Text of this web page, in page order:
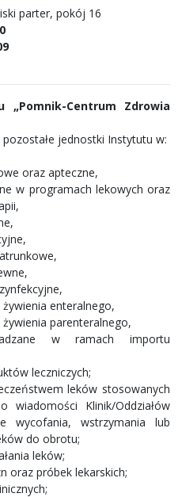
parter, pokój 16
Centrum Zdrowia
jednostki Instytutu w:
oraz apteczne,
w programach lekowych oraz
enteralnego,
parenteralnego,
w ramach importu
leczniczych;
leków stosowanych
Klinik/Oddziałów
wycofania, wstrzymania lub
do obrotu;
leków;
oraz próbek lekarskich;